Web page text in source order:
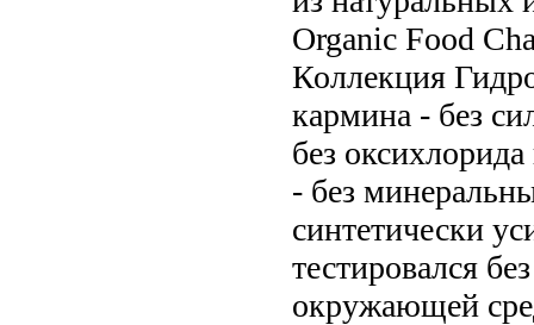
Organic Food
Коллекция
кармина - без
без
- без
синтетически
тестировался
окружающей